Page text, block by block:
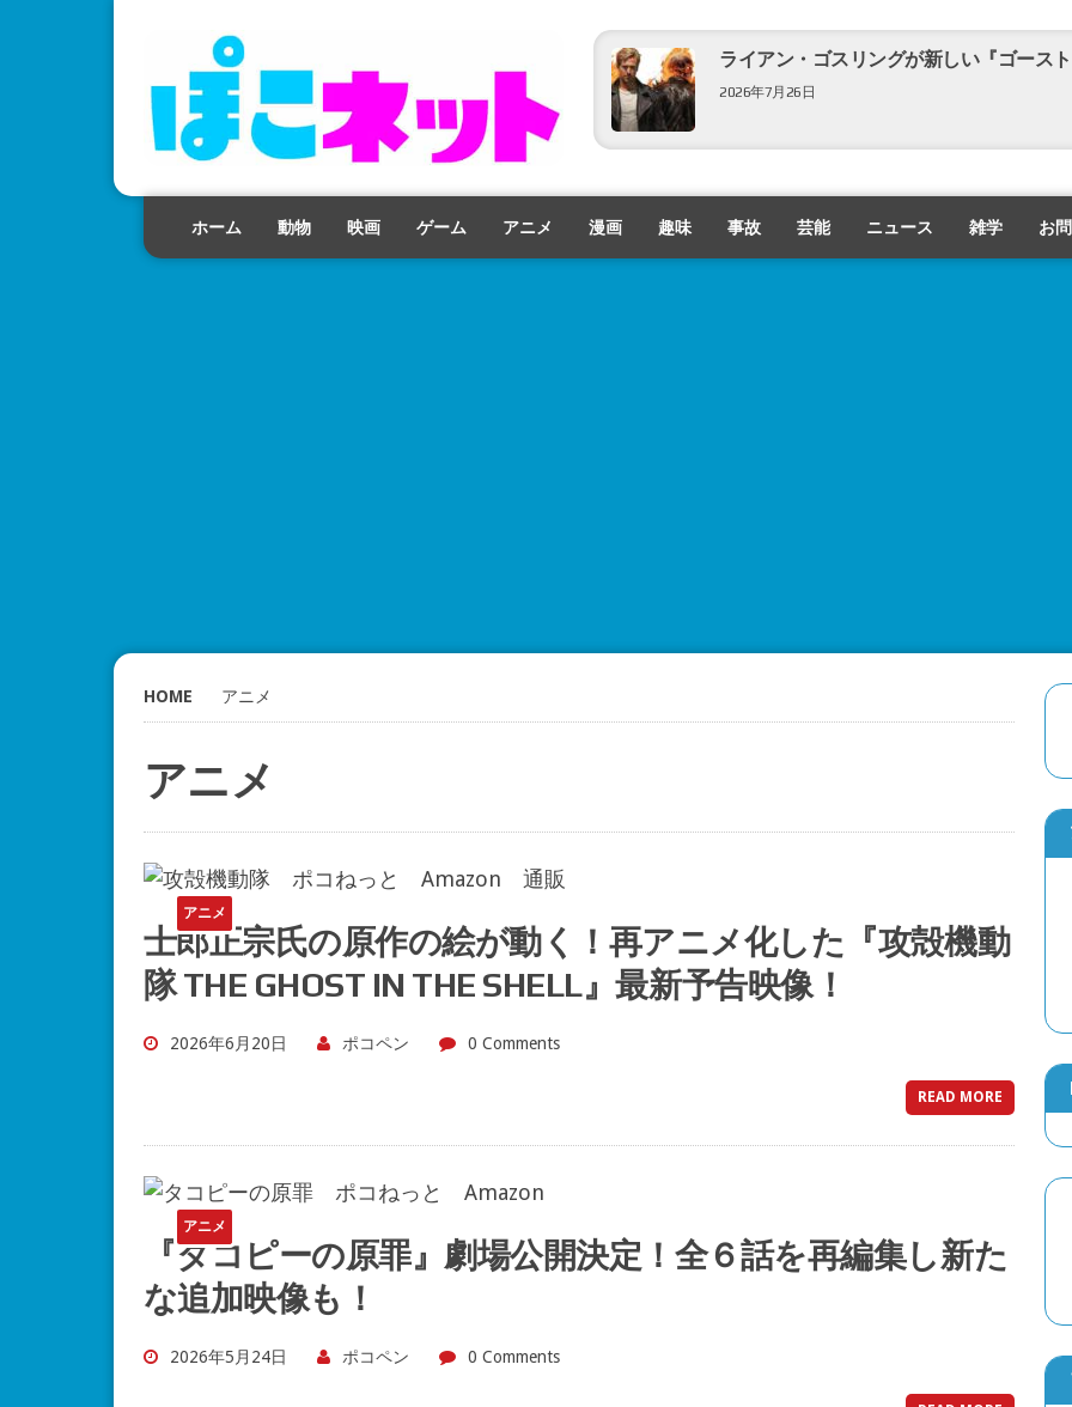
ライアン・ゴスリングが新しい『ゴース
2026年7月26日
新たなバイオの実写映画はデススト＋ホ
公開！
ホーム 動物 映画 ゲーム アニメ 漫画 趣味 事故 芸能 ニュース 雑学 お
HOME アニメ
アニメ
アニメ
士郎正宗氏の原作の絵が動く！再アニメ化した『攻殻機動
隊 THE GHOST IN THE SHELL』最新予告映像！
2026年6月20日 ポコペン 0 Comments
READ MORE
アニメ
『タコピーの原罪』劇場公開決定！全６話を再編集し新た
な追加映像も！
2026年5月24日 ポコペン 0 Comments